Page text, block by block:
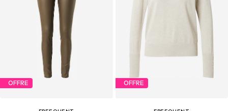
OFFRE OFFRE